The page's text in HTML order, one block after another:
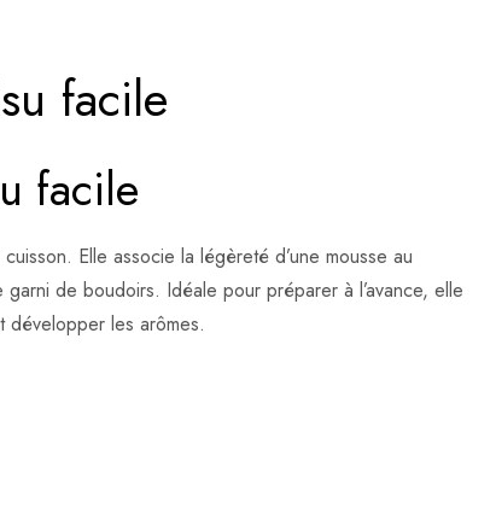
facile
facile
Elle associe la légèreté d’une mousse au
de boudoirs. Idéale pour préparer à l’avance, elle
les arômes.